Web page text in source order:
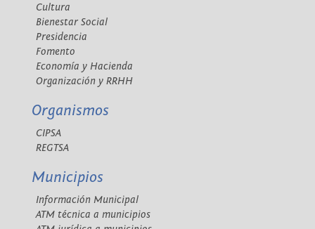
Cultura
Bienestar Social
Presidencia
Fomento
Economía y Hacienda
Organización y RRHH
Organismos
CIPSA
REGTSA
Municipios
Información Municipal
ATM técnica a municipios